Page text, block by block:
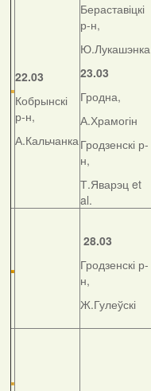
22.03
Кобрынскі
р-н,
А.Кальчанка
Бераставіцкі
р-н,
Ю.Лукашэнка
23.03
Гродна,
А.Храмогін
Гродзенскі р-
н,
Т.Яварэц et
al.
28.03
Гродзенскі р-
н,
Ж.Гулеўскі